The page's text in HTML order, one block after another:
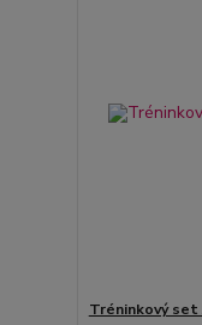
Tréninkový set